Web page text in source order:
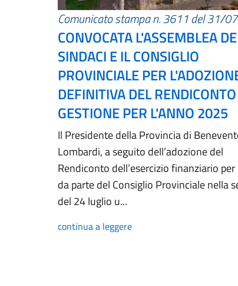
Comunicato stampa n. 3611 del 31/
CONVOCATA L'ASSEMBLEA
SINDACI E IL CONSIGLIO
PROVINCIALE PER
DEFINITIVA DEL
GESTIONE PER L'ANNO 2025
Il Presidente della Provincia di
Lombardi, a seguito dell’adozione del
Rendiconto dell’esercizio finanziario
da parte del Consiglio Provinciale nella
del 24 luglio u...
continua a leggere